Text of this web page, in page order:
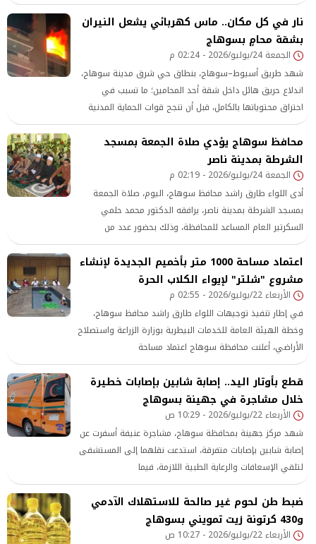
نار في كل مكان.. ماس كهربائي يشعل النيران
بشقة محامٍ بسوهاج
الجمعة 24/يوليو/2026 - 02:24 م
شهد طريق أسيوط–سوهاج، بنطاق حي شرق مدينة سوهاج،
اندلاع حريق هائل داخل شقة أحد المحامين؛ ما تسبب في
احتراق محتوياتها بالكامل، قبل أن تنجح قوات الحماية المدنية
في السيطرة على النيران ومنع امتداد النيران
محافظ سوهاج يؤدي صلاة الجمعة بمسجد
الشرطة بمدينة ناصر
الجمعة 24/يوليو/2026 - 02:19 م
أدى اللواء طارق راشد محافظ سوهاج، اليوم، صلاة الجمعة
بمسجد الشرطة بمدينة ناصر، يرافقه الدكتور محمد حلمي
السكرتير العام المساعد للمحافظة، وذلك بحضور عدد من
اعتماد مساحة 1000 متر بأخميم الجديدة لإنشاء
مشروع "شلتر" لإيواء الكلاب الحرة
الأربعاء 22/يوليو/2026 - 02:55 م
في إطار تنفيذ توجيهات اللواء طارق راشد محافظ سوهاج،
وخطة الهيئة العامة للخدمات البيطرية بوزارة الزراعة واستصلاح
الأراضي، أعلنت محافظة سوهاج اعتماد مساحة
قطع بأوتار اليد.. إصابة شابين بإصابات خطيرة
خلال مشاجرة في جهينة بسوهاج
الأربعاء 22/يوليو/2026 - 10:29 ص
شهد مركز جهينة بمحافظة سوهاج، مشاجرة عنيفة أسفرت عن
إصابة شابين بإصابات متفرقة، استدعت نقلهما إلى المستشفى
لتلقي الإسعافات والرعاية الطبية اللازمة، فيما
ضبط طن لحوم غير صالحة للاستهلاك الآدمي
و430 كرتونة زيت تمويني بسوهاج
الأربعاء 22/يوليو/2026 - 10:27 ص